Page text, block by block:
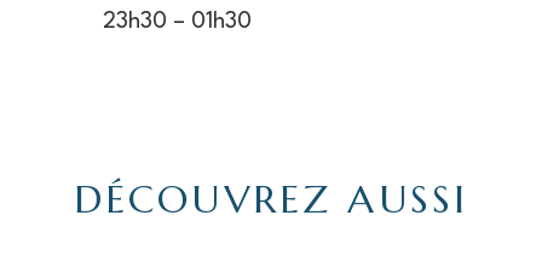
23h30 – 01h30
DÉCOUVREZ AUSSI